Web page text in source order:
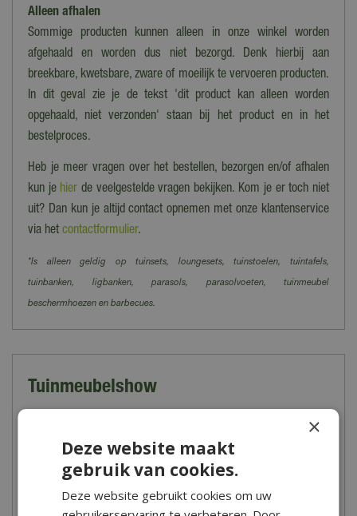
Alleen afhalen
Sommige producten kunnen alleen in onze winkel worden
afgehaald en worden dus niet bezorgd. Denk hierbij aan
breekbare, kwetsbare, zware of moeilijk te vervoeren producten.
In dit geval zie je de tekst 'dit product kan alleen worden
opgehaald, niet verzonden' staan bij het product en in het
bestelproces.
Heb je meer vragen over het bestellen, bezorgen en/of afhalen
kun je hier de veelgestelde vragen bekijken. Kom je er toch niet
uit? Dan kun je altijd contact opnemen met onze klantenservice
via het contactformulier.
*Is alleen geldig op tuinsets, loungesets, tuinstoelen, tuintafels,
tuinbanken, ligbanken, parasols, parasolvoeten, tuinmeubel
beschermhoezen en barbecues.
Tuinmeubelshow
Vanaf het voorjaar kun je in onze winkel de grootse
tuinmeubelshow bezoeken. Een groot aanbod aan tuinmeubelen,
parasols, barbecues, tuinkussens en toebehoren zijn hier
sfeervol voor jou opgesteld. Tijdens een bezoek aan onze
tuinmeubelshow begint het zomergevoel direct te kriebelen!
×
Deze website maakt
gebruik van cookies.
Deze website gebruikt cookies om uw